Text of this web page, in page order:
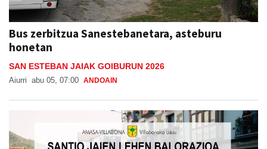
Bus zerbitzua Sanestebanetara, asteburu
honetan
SAN ESTEBAN JAIAK GOIBURUN 2026
Aiurri abu 05, 07:00 ANDOAIN